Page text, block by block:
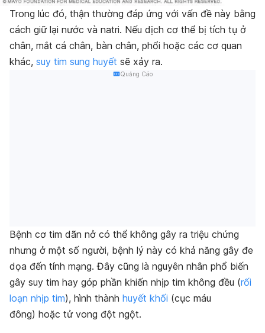
Trong lúc đó, thận thường đáp ứng với vấn đề này bằng
cách giữ lại nước và natri. Nếu dịch cơ thể bị tích tụ ở
chân, mắt cá chân, bàn chân, phổi hoặc các cơ quan
khác, suy tim sung huyết sẽ xảy ra.
Quảng Cáo
Bệnh cơ tim dãn nở có thể không gây ra triệu chứng
nhưng ở một số người, bệnh lý này có khả năng gây đe
dọa đến tính mạng. Đây cũng là nguyên nhân phổ biến
gây suy tim hay góp phần khiến nhịp tim không đều (rối
loạn nhịp tim), hình thành huyết khối (cục máu
đông) hoặc tử vong đột ngột.